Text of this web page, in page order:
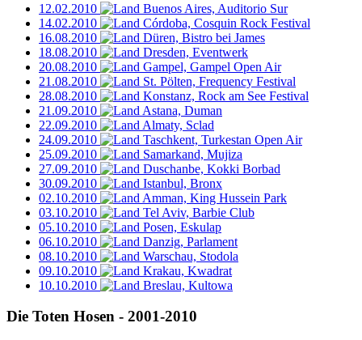
12.02.2010
Buenos Aires, Auditorio Sur
14.02.2010
Córdoba, Cosquin Rock Festival
16.08.2010
Düren, Bistro bei James
18.08.2010
Dresden, Eventwerk
20.08.2010
Gampel, Gampel Open Air
21.08.2010
St. Pölten, Frequency Festival
28.08.2010
Konstanz, Rock am See Festival
21.09.2010
Astana, Duman
22.09.2010
Almaty, Sclad
24.09.2010
Taschkent, Turkestan Open Air
25.09.2010
Samarkand, Mujiza
27.09.2010
Duschanbe, Kokki Borbad
30.09.2010
Istanbul, Bronx
02.10.2010
Amman, King Hussein Park
03.10.2010
Tel Aviv, Barbie Club
05.10.2010
Posen, Eskulap
06.10.2010
Danzig, Parlament
08.10.2010
Warschau, Stodola
09.10.2010
Krakau, Kwadrat
10.10.2010
Breslau, Kultowa
Die Toten Hosen - 2001-2010